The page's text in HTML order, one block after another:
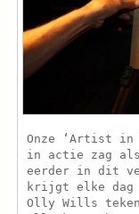
Onze ‘Artist in
in actie zag
eerder in dit
krijgt elke dag
Olly Wills